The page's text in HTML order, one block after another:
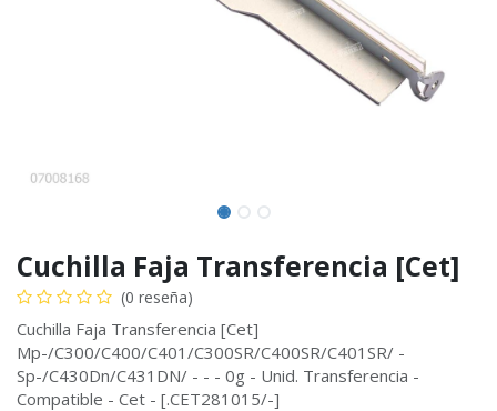
Cuchilla Faja Transferencia [Cet]
(0 reseña)
Cuchilla Faja Transferencia [Cet]
Mp-/C300/C400/C401/C300SR/C400SR/C401SR/ -
Sp-/C430Dn/C431DN/ - - - 0g - Unid. Transferencia -
Compatible - Cet - [.CET281015/-]